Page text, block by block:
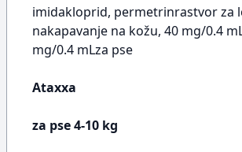
imidakloprid, permetrinrastvor za
nakapavanje na kožu, 40 mg/0.4
mg/0.4 mLza pse
Ataxxa
za pse 4-10 kg